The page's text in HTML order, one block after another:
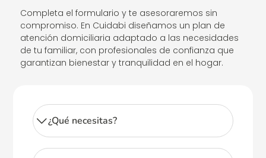
Completa el formulario y te asesoraremos sin
compromiso. En Cuidabi diseñamos un plan de
atención domiciliaria adaptado a las necesidades
de tu familiar, con profesionales de confianza que
garantizan bienestar y tranquilidad en el hogar.